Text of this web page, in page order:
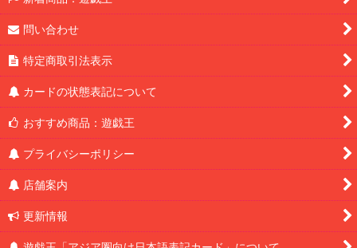
問い合わせ
特定商取引法表示
カードの状態表記について
おすすめ商品：遊戯王
プライバシーポリシー
店舗案内
更新情報